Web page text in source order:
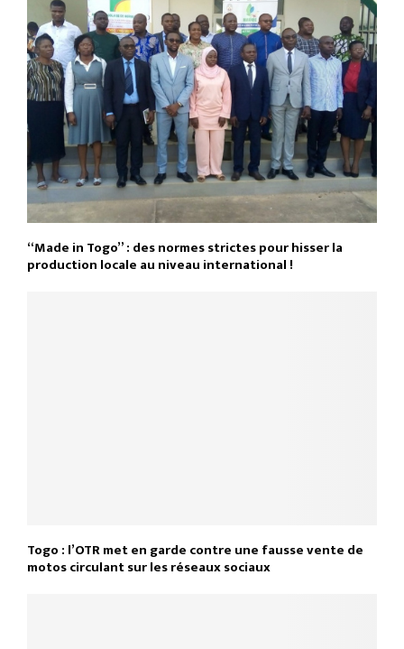
“Made in Togo” : des normes strictes pour hisser la
production locale au niveau international !
Togo : l’OTR met en garde contre une fausse vente de
motos circulant sur les réseaux sociaux